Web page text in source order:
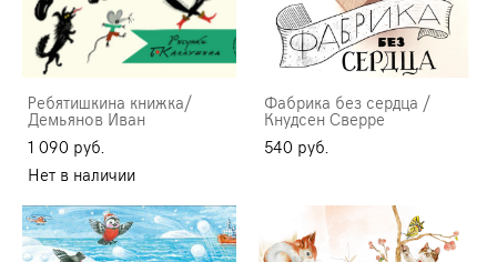
Ребятишкина книжка/
Демьянов Иван
1 090 pуб.
Нет в наличии
Фабрика без сердца /
Кнудсен Сверре
540 pуб.